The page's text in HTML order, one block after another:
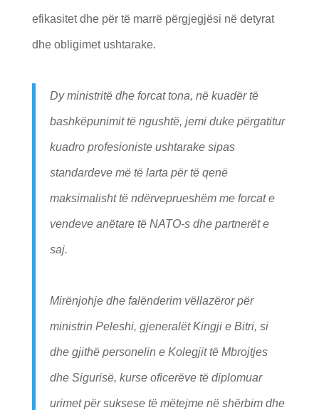
efikasitet dhe për të marrë përgjegjësi në detyrat
dhe obligimet ushtarake.
Dy ministritë dhe forcat tona, në kuadër të
bashkëpunimit të ngushtë, jemi duke përgatitur
kuadro profesioniste ushtarake sipas
standardeve më të larta për të qenë
maksimalisht të ndërveprueshëm me forcat e
vendeve anëtare të NATO-s dhe partnerët e
saj.
Mirënjohje dhe falënderim vëllazëror për
ministrin Peleshi, gjeneralët Kingji e Bitri, si
dhe gjithë personelin e Kolegjit të Mbrojtjes
dhe Sigurisë, kurse oficerëve të diplomuar
urimet për suksese të mëtejme në shërbim dhe